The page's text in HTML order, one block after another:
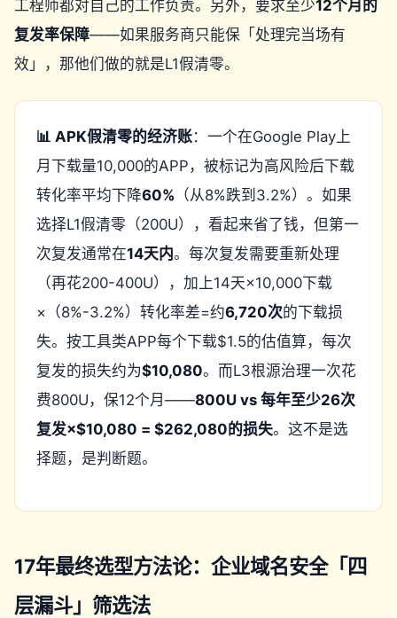
工程师都对自己的工作负责。另外，要求至少12个月的
复发率保障——如果服务商只能保「处理完当场有
效」，那他们做的就是L1假清零。
📊 APK假清零的经济账：一个在Google Play上
月下载量10,000的APP，被标记为高风险后下载
转化率平均下降60% （从8%跌到3.2%）。如果
选择L1假清零（200U），看起来省了钱，但第一
次复发通常在14天内。每次复发需要重新处理
（再花200-400U），加上14天×10,000下载
×（8%-3.2%）转化率差=约6,720次的下载损
失。按工具类APP每个下载$1.5的估值算，每次
复发的损失约为$10,080。而L3根源治理一次花
费800U，保12个月——800U vs 每年至少26次
复发×$10,080 = $262,080的损失。这不是选
择题，是判断题。
17年最终选型方法论：企业域名安全「四
层漏斗」筛选法